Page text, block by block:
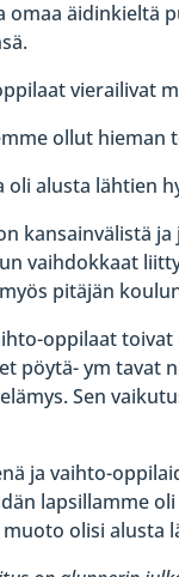
omaa äidinkieltä
vierailivat
ollut
alusta lähtien
kansainvälistä
vaihdokkaat
pitäjän
oppilaat
pöytä- ym tavat
Sen
ja vaihto-
lapsillamme
olisi alusta